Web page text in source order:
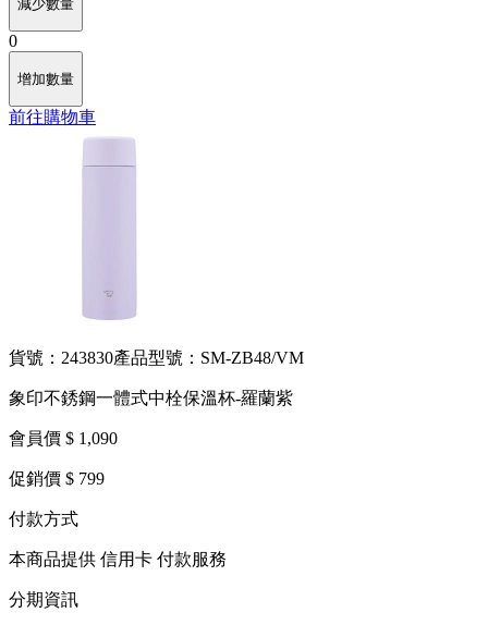
減少數量
0
增加數量
前往購物車
貨號：243830產品型號：SM-ZB48/VM
象印不銹鋼一體式中栓保溫杯-羅蘭紫
會員價 $ 1,090
促銷價 $ 799
付款方式
本商品提供 信用卡 付款服務
分期資訊